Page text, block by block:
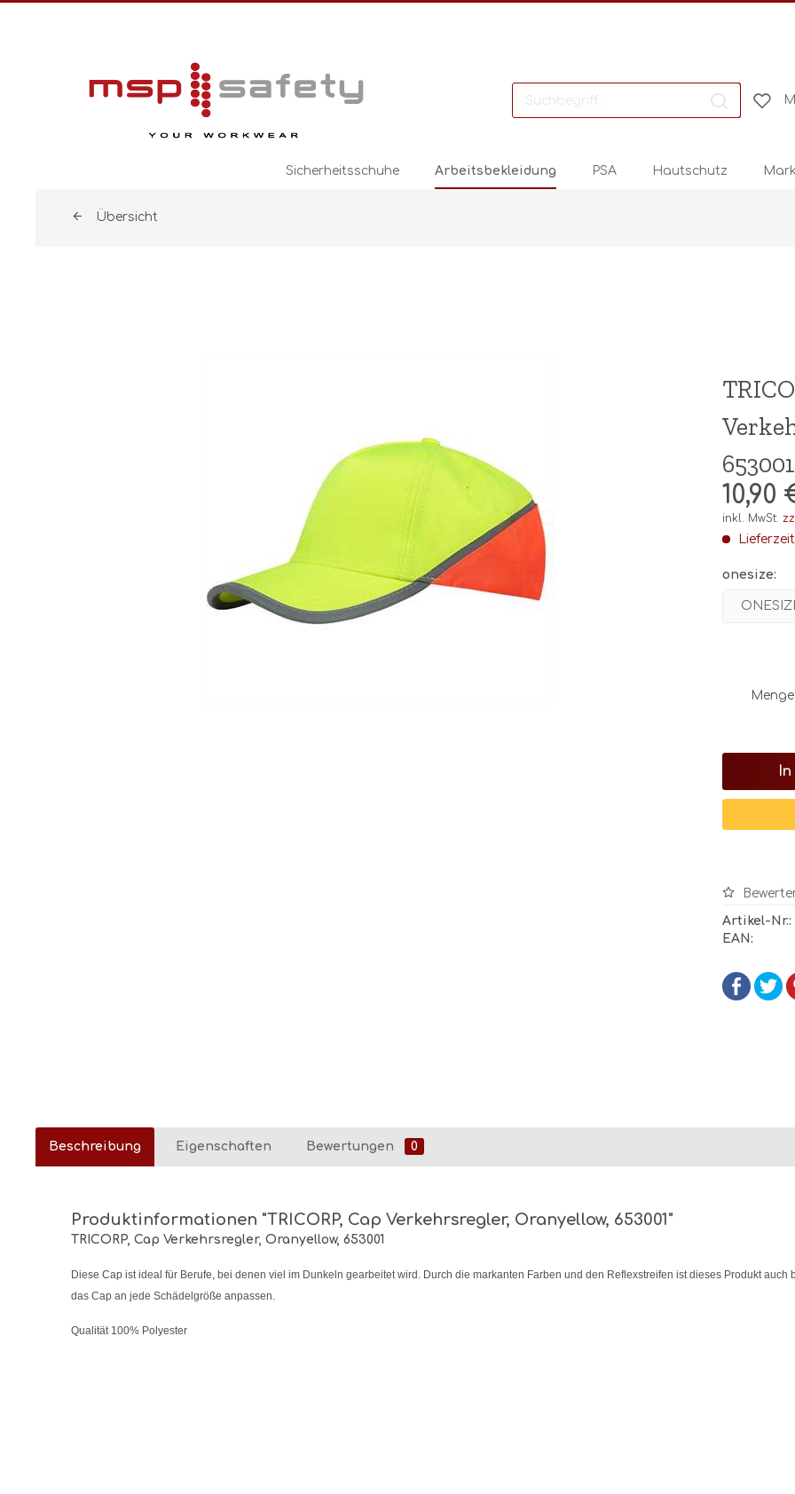
Sicherheitsschuhe Arbeitsbekleidung PSA Hautschutz
Übersicht
653001
10,90
inkl. MwSt.
onesize:
Menge
Artikel-Nr.:
EAN:
Beschreibung Eigenschaften Bewertungen 0
Produktinformationen "TRICORP, Cap Verkehrsregler, Oranyellow, 653001"
TRICORP, Cap Verkehrsregler, Oranyellow, 653001
Diese Cap ist ideal für Berufe, bei denen viel im Dunkeln gearbeitet wird. Durch die markanten Farben und den Reflexstreifen ist dieses Produkt
das Cap an jede Schädelgröße anpassen.
Qualität 100% Polyester